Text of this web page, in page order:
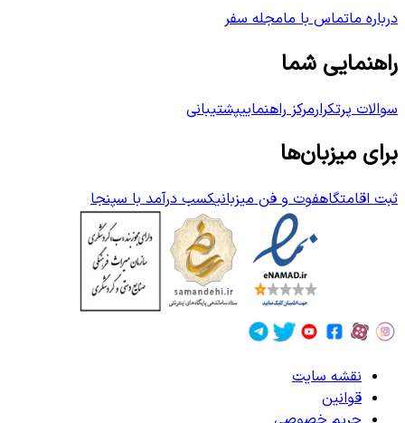
درباره ماتماس با مامجله سفر
راهنمایی شما
سوالات پرتکرارمرکز راهنماییپشتیبانی
برای میزبان‌ها
ثبت اقامتگاهفوت و فن میزبانیکسب درآمد با سپنجا
نقشه سایت
قوانین